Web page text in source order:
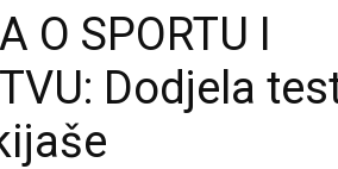
O SPORTU I
Dodjela